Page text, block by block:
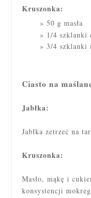
Kruszonka:
50 g masła
1/4 szklanki
3/4 szklanki
Ciasto na
Jabłka:
Jabłka zetrzeć na
Kruszonka:
Masło, mąkę i
konsystencji